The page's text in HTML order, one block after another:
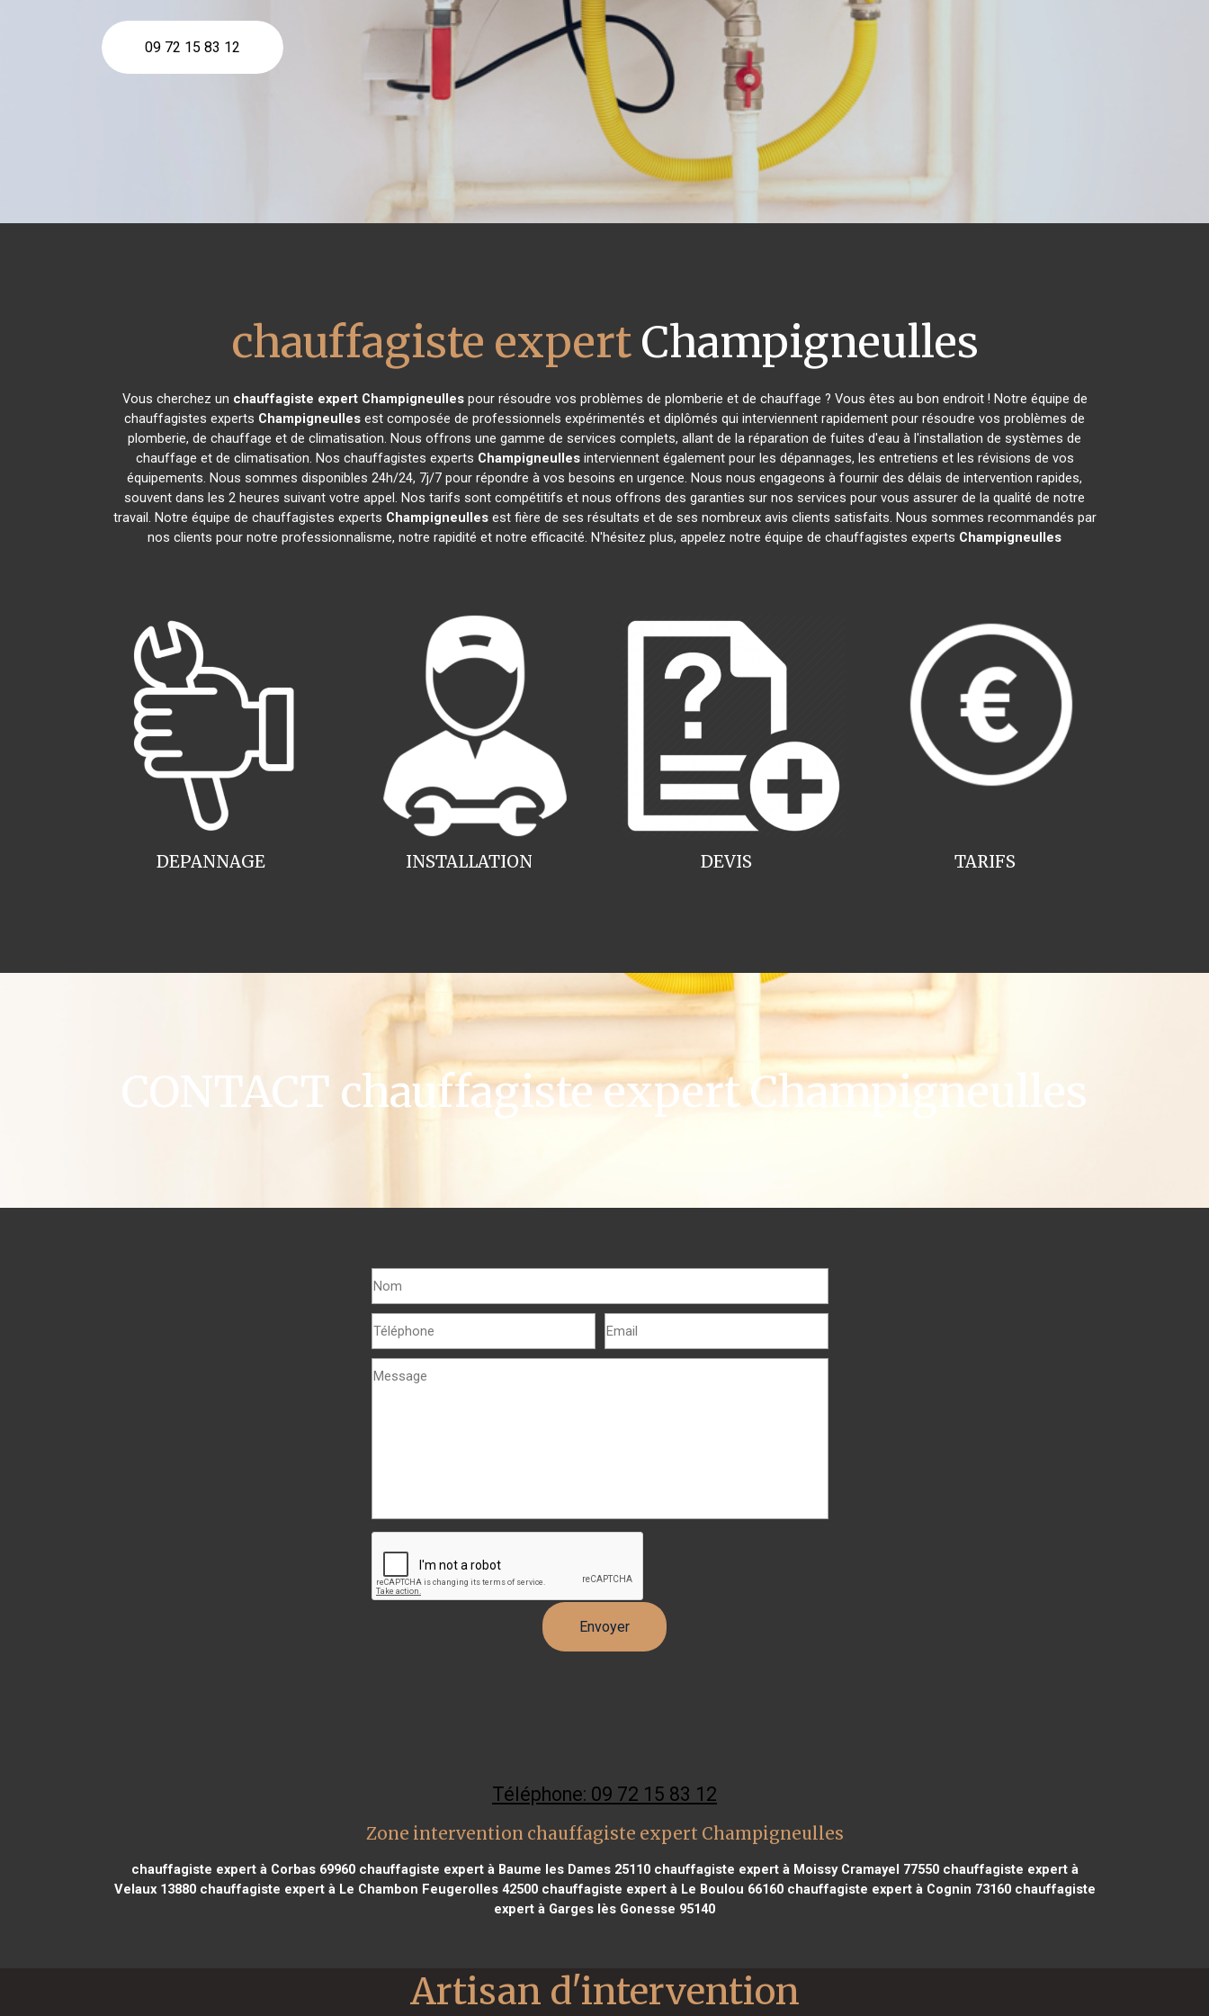
09 72 15 83 12
chauffagiste expertChampigneulles
Vous cherchez un chauffagiste expert Champigneullespour résoudre vos problèmes de plomberie et de chauffage ? Vous êtes au bon endroit ! Notre équipe de
chauffagistes experts Champigneulles est composée de professionnels expérimentés et diplômés qui interviennent rapidement pour résoudre vos problèmes de
plomberie, de chauffage et de climatisation. Nous offrons une gamme de services complets, allant de la réparation de fuites d'eau à l'installation de systèmes de
chauffage et de climatisation. Nos chauffagistes experts Champigneullesinterviennent également pour les dépannages, les entretiens et les révisions de vos
équipements. Nous sommes disponibles 24h/24, 7j/7 pour répondre à vos besoins en urgence. Nous nous engageons à fournir des délais de intervention rapides,
souvent dans les 2 heures suivant votre appel. Nos tarifs sont compétitifs et nous offrons des garanties sur nos services pour vous assurer de la qualité de notre
travail. Notre équipe de chauffagistes experts Champigneullesest fière de ses résultats et de ses nombreux avis clients satisfaits. Nous sommes recommandés par
nos clients pour notre professionnalisme, notre rapidité et notre efficacité. N'hésitez plus, appelez notre équipe de chauffagistes experts Champigneulles
INSTALLATION
DEPANNAGE TARIFS
DEVIS
CONTACT chauffagiste expert Champigneulles
Téléphone: 09 72 15 83 12
Zone intervention chauffagiste expert Champigneulles
chauffagiste expert à Corbas 69960chauffagiste expert à Baume les Dames 25110chauffagiste expert à Moissy Cramayel 77550chauffagiste expert à
Velaux 13880chauffagiste expert à Le Chambon Feugerolles 42500chauffagiste expert à Le Boulou 66160chauffagiste expert à Cognin 73160chauffagiste
expert à Garges lès Gonesse 95140
Artisan d'intervention